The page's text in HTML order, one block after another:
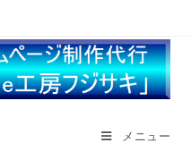
メニュー